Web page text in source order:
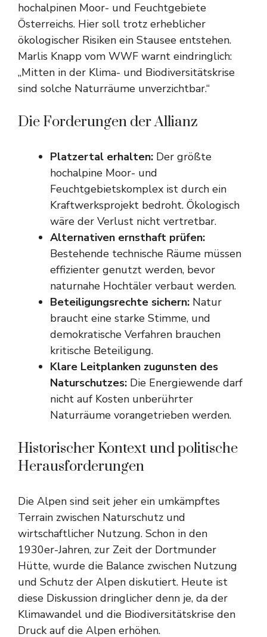
hochalpinen Moor- und Feuchtgebiete
Österreichs. Hier soll trotz erheblicher
ökologischer Risiken ein Stausee entstehen.
Marlis Knapp vom WWF warnt eindringlich:
„Mitten in der Klima- und Biodiversitätskrise
sind solche Naturräume unverzichtbar.“
Die Forderungen der Allianz
Platzertal erhalten: Der größte
hochalpine Moor- und
Feuchtgebietskomplex ist durch ein
Kraftwerksprojekt bedroht. Ökologisch
wäre der Verlust nicht vertretbar.
Alternativen ernsthaft prüfen:
Bestehende technische Räume müssen
effizienter genutzt werden, bevor
naturnahe Hochtäler verbaut werden.
Beteiligungsrechte sichern: Natur
braucht eine starke Stimme, und
demokratische Verfahren brauchen
kritische Beteiligung.
Klare Leitplanken zugunsten des
Naturschutzes: Die Energiewende darf
nicht auf Kosten unberührter
Naturräume vorangetrieben werden.
Historischer Kontext und politische
Herausforderungen
Die Alpen sind seit jeher ein umkämpftes
Terrain zwischen Naturschutz und
wirtschaftlicher Nutzung. Schon in den
1930er-Jahren, zur Zeit der Dortmunder
Hütte, wurde die Balance zwischen Nutzung
und Schutz der Alpen diskutiert. Heute ist
diese Diskussion dringlicher denn je, da der
Klimawandel und die Biodiversitätskrise den
Druck auf die Alpen erhöhen.